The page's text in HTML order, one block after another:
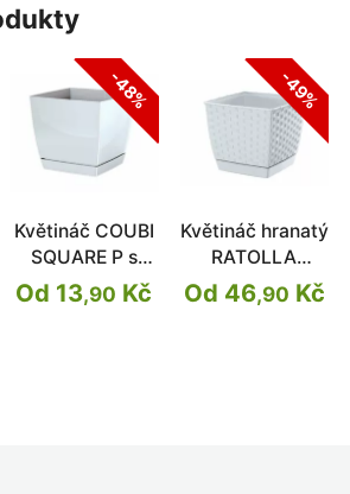
-48%
Květináč COUBI
SQUARE P s
miskou
Od 13,90 Kč
-49%
Květináč hranatý
RATOLLA
SQUARE
Od 46,90 Kč